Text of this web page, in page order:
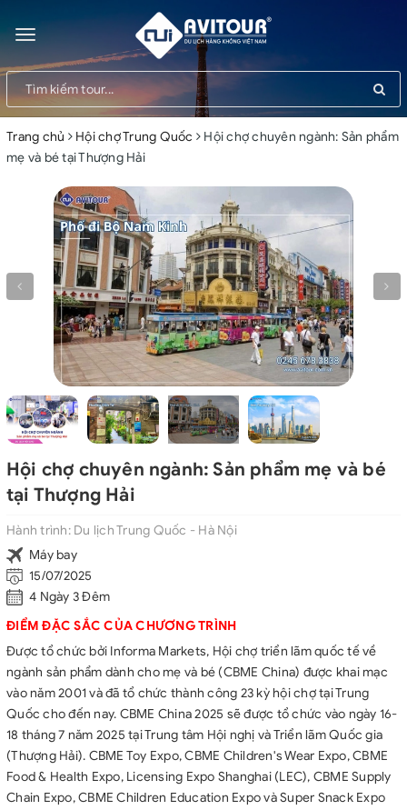
Toggle
navigation
Trang chủ Hội chợ Trung Quốc
Hội chợ chuyên ngành: Sản phẩm
mẹ và bé tại Thượng Hải
Hội chợ chuyên ngành: Sản phẩm mẹ và bé
tại Thượng Hải
Hành trình:Du lịch Trung Quốc - Hà Nội
Máy bay
15/07/2025
4 Ngày 3 Đêm
ĐIỂM ĐẶC SẮC CỦA CHƯƠNG TRÌNH
Được tổ chức bởi Informa Markets, Hội chợ triển lãm quốc tế về
ngành sản phẩm dành cho mẹ và bé (CBME China) được khai mạc
vào năm 2001 và đã tổ chức thành công 23 kỳ hội chợ tại Trung
Quốc cho đến nay. CBME China 2025 sẽ được tổ chức vào ngày 16-
18 tháng 7 năm 2025 tại Trung tâm Hội nghị và Triển lãm Quốc gia
(Thượng Hải). CBME Toy Expo, CBME Children's Wear Expo, CBME
Food & Health Expo, Licensing Expo Shanghai (LEC), CBME Supply
Chain Expo, CBME Children Education Expo và Super Snack Expo